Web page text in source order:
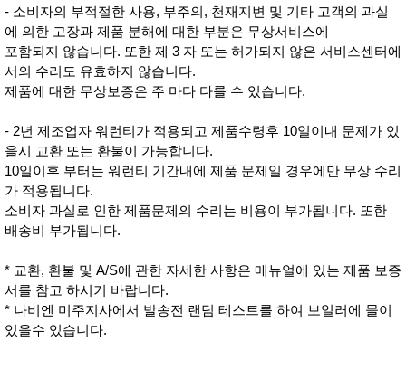
- 소비자의 부적절한 사용, 부주의, 천재지변 및 기타 고객의 과실
에 의한 고장과 제품 분해에 대한 부분은 무상서비스에
포함되지 않습니다. 또한 제 3 자 또는 허가되지 않은 서비스센터에
서의 수리도 유효하지 않습니다.
제품에 대한 무상보증은 주 마다 다를 수 있습니다.
- 2년 제조업자 워런티가 적용되고 제품수령후 10일이내 문제가 있
을시 교환 또는 환불이 가능합니다.
10일이후 부터는 워런티 기간내에 제품 문제일 경우에만 무상 수리
가 적용됩니다.
소비자 과실로 인한 제품문제의 수리는 비용이 부가됩니다. 또한
배송비 부가됩니다.
* 교환, 환불 및 A/S에 관한 자세한 사항은 메뉴얼에 있는 제품 보증
서를 참고 하시기 바랍니다.
* 나비엔 미주지사에서 발송전 랜덤 테스트를 하여 보일러에 물이
있을수 있습니다.